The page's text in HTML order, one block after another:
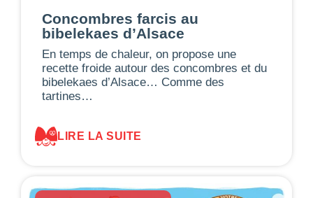
Concombres farcis au
bibelekaes d’Alsace
En temps de chaleur, on propose une
recette froide autour des concombres et du
bibelekaes d’Alsace… Comme des
tartines…
LIRE LA SUITE